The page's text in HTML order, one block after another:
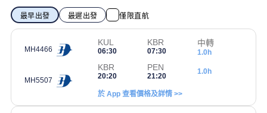
最早出發 最遲出發 僅限直航
MH4466
KUL
06:30
KBR
07:30
中轉
1.0h
MH5507
KBR
20:20
PEN
21:20
1.0h
於 App 查看價格及詳情 >>